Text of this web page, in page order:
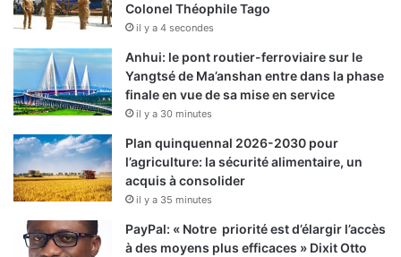
Colonel Théophile Tago
il y a 4 secondes
Anhui: le pont routier-ferroviaire sur le
Yangtsé de Ma’anshan entre dans la phase
finale en vue de sa mise en service
il y a 30 minutes
Plan quinquennal 2026-2030 pour
l’agriculture: la sécurité alimentaire, un
acquis à consolider
il y a 35 minutes
PayPal: « Notre priorité est d’élargir l’accès
à des moyens plus efficaces » Dixit Otto